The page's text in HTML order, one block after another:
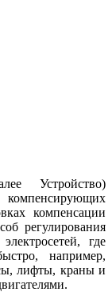
Устройство)
компенсации
регулирования
где
например,
лифты, краны и